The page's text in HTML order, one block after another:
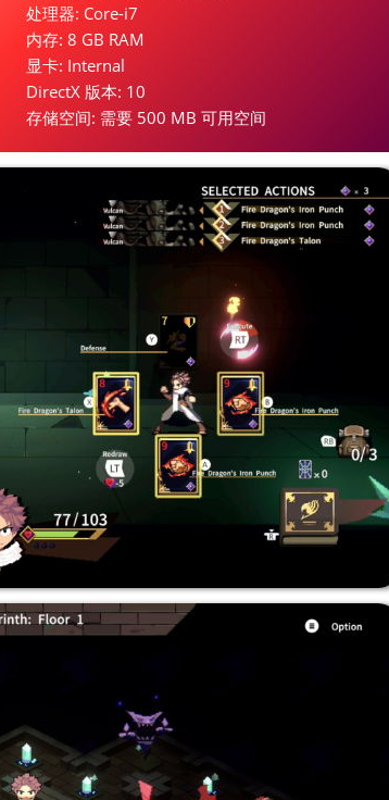
处理器: Core-i7
内存: 8 GB RAM
显卡: Internal
DirectX 版本: 10
存储空间: 需要 500 MB 可用空间